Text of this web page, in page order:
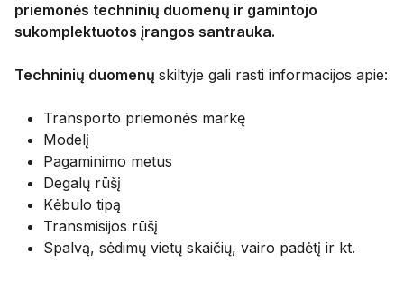
priemonės techninių duomenų ir gamintojo
sukomplektuotos įrangos santrauka.
Techninių duomenų skiltyje gali rasti informacijos apie:
Transporto priemonės markę
Modelį
Pagaminimo metus
Degalų rūšį
Kėbulo tipą
Transmisijos rūšį
Spalvą, sėdimų vietų skaičių, vairo padėtį ir kt.